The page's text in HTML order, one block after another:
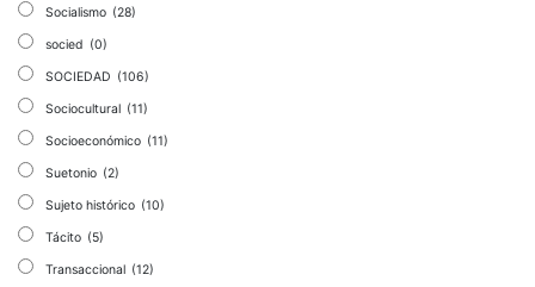
Socialismo (28)
socied (0)
SOCIEDAD (106)
Sociocultural (11)
Socioeconómico (11)
Suetonio (2)
Sujeto histórico (10)
Tácito (5)
Transaccional (12)